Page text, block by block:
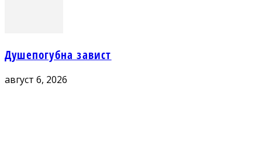
Душепогубна завист
август 6, 2026